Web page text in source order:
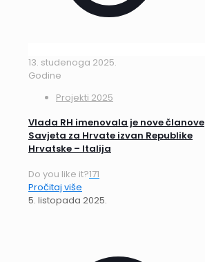
13. studenoga 2025.
Godine
Projekti 2025
Vlada RH imenovala je nove članove
Savjeta za Hrvate izvan Republike
Hrvatske – Italija
Do you like it?171
Pročitaj više
5. listopada 2025.